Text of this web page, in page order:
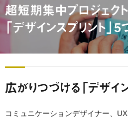
超短期集中プロジェク
「デザインスプリント」
広がりつづける「デザイ
コミュニケーションデザイナー、